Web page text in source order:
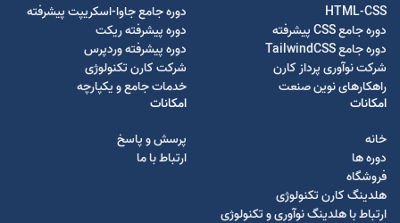
HTML-CSS
دوره جامع CSS پیشرفته
دوره جامع TailwindCSS
شرکت نوآوری پرداز کارن
راهکارهای نوین صنعت
دوره جامع جاوا-اسکریپت پیشرفته
دوره پیشرفته ریکت
دوره پیشرفته وردپرس
شرکت کارن تکنولوژی
خدمات جامع و یکپارچه
امکانات
خانه
دوره ها
فروشگاه
هلدینگ کارن تکنولوژی
ارتباط با هلدینگ نوآوری و تکنولوژی
امکانات
پرسش و پاسخ
ارتباط با ما